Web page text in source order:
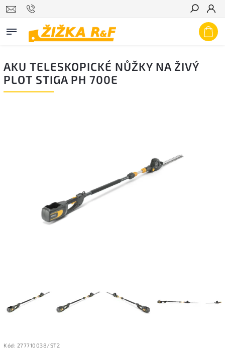
Hledat
AKU TELESKOPICKÉ NŮŽKY NA ŽIVÝ
PLOT STIGA PH 700E
Kód: 277710038/ST2